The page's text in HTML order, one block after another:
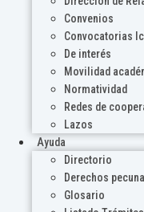
Convenios
Convocatorias
De interés
Movilidad
Normatividad
Redes de
Lazos
Ayuda
Directorio
Derechos
Glosario